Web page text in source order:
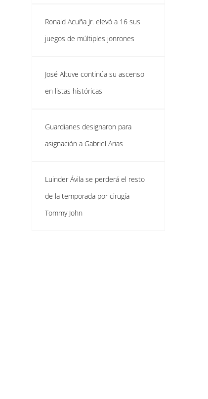
Ronald Acuña Jr. elevó a 16 sus
juegos de múltiples jonrones
José Altuve continúa su ascenso
en listas históricas
Guardianes designaron para
asignación a Gabriel Arias
Luinder Ávila se perderá el resto
de la temporada por cirugía
Tommy John